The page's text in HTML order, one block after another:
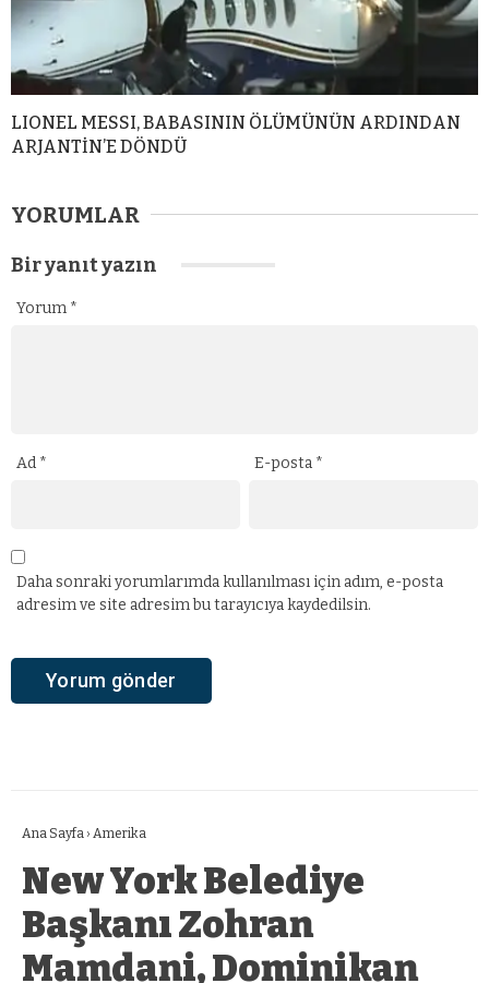
LIONEL MESSI, BABASININ ÖLÜMÜNÜN ARDINDAN
ARJANTİN’E DÖNDÜ
YORUMLAR
Bir yanıt yazın
Yorum *
Ad * E-posta *
Daha sonraki yorumlarımda kullanılması için adım, e-posta
adresim ve site adresim bu tarayıcıya kaydedilsin.
Ana Sayfa › Amerika
New York Belediye
Başkanı Zohran
Mamdani, Dominikan